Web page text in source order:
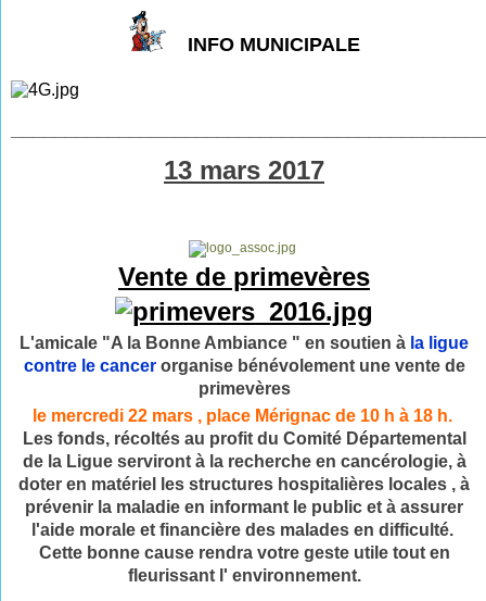
INFO MUNICIPALE
13 mars 2017
Vente de primevères
L'amicale "A la Bonne Ambiance " en soutien à la ligue
contre le cancerorganise bénévolement une vente de
primevères
le mercredi 22 mars , place Mérignac de 10 h à 18 h.
Les fonds, récoltés au profit du Comité Départemental
de la Ligue serviront à la recherche en cancérologie, à
doter en matériel les structures hospitalières locales , à
prévenir la maladie en informant le public et à assurer
l'aide morale et financière des malades en difficulté.
Cette bonne cause rendra votre geste utile tout en
fleurissant l' environnement.